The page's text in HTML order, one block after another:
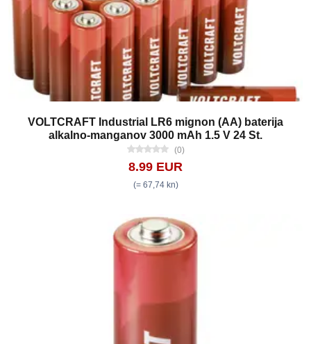
VOLTCRAFT Industrial LR6 mignon (AA) baterija
alkalno-manganov 3000 mAh 1.5 V 24 St.
(0)
8.99 EUR
(= 67,74 kn)